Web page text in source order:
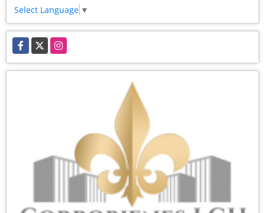
Select Language ▼
Facebook
X Instagram